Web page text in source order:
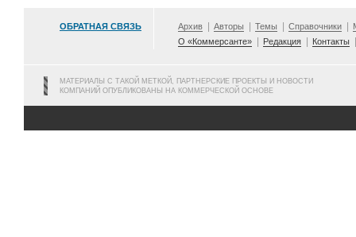
ОБРАТНАЯ СВЯЗЬ Архив Авторы Темы Справочники
О «Коммерсанте»
Редакция Контакты
МАТЕРИАЛЫ С ТАКОЙ МЕТКОЙ, ПАРТНЕРСКИЕ ПРОЕКТЫ И НОВОСТИ
КОМПАНИЙ ОПУБЛИКОВАНЫ НА КОММЕРЧЕСКОЙ ОСНОВЕ